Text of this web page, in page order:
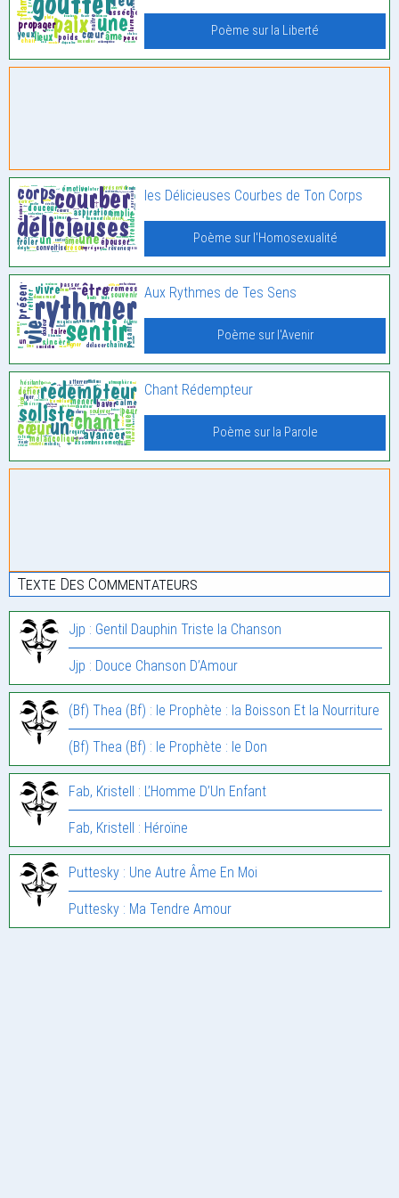
Poème sur la Liberté
les Délicieuses Courbes de Ton Corps
Poème sur l'Homosexualité
Aux Rythmes de Tes Sens
Poème sur l'Avenir
Chant Rédempteur
Poème sur la Parole
Texte Des Commentateurs
Jjp : Gentil Dauphin Triste la Chanson
Jjp : Douce Chanson D’Amour
(Bf) Thea (Bf) : le Prophète : la Boisson Et la Nourriture
(Bf) Thea (Bf) : le Prophète : le Don
Fab, Kristell : L’Homme D’Un Enfant
Fab, Kristell : Héroïne
Puttesky : Une Autre Âme En Moi
Puttesky : Ma Tendre Amour